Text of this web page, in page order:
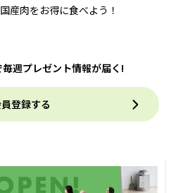
産肉をお得に食べよう！
週プレゼント情報が届く!
登録する